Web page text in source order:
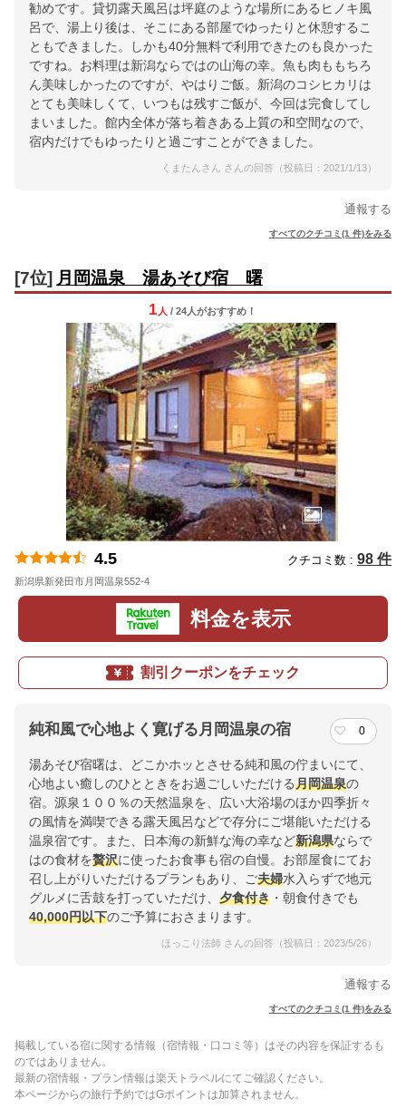
勧めです。貸切露天風呂は坪庭のような場所にあるヒノキ風
呂で、湯上り後は、そこにある部屋でゆったりと休憩するこ
ともできました。しかも40分無料で利用できたのも良かった
ですね。お料理は新潟ならではの山海の幸。魚も肉ももちろ
ん美味しかったのですが、やはりご飯。新潟のコシヒカリは
とても美味しくて、いつもは残すご飯が、今回は完食してし
まいました。館内全体が落ち着きある上質の和空間なので、
宿内だけでもゆったりと過ごすことができました。
くまたんさん さんの回答（投稿日：2021/1/13）
通報する
すべてのクチコミ(1 件)をみる
[7位] 月岡温泉 湯あそび宿 曙
1 人 / 24人がおすすめ！
4.5 クチコミ数 : 98 件
新潟県新発田市月岡温泉552-4
料金を表示
割引クーポンをチェック
純和風で心地よく寛げる月岡温泉の宿 0
湯あそび宿曙は、どこかホッとさせる純和風の佇まいにて、
心地よい癒しのひとときをお過ごしいただける月岡温泉の
宿。源泉１００％の天然温泉を、広い大浴場のほか四季折々
の風情を満喫できる露天風呂などで存分にご堪能いただける
温泉宿です。また、日本海の新鮮な海の幸など新潟県ならで
はの食材を贅沢に使ったお食事も宿の自慢。お部屋食にてお
召し上がりいただけるプランもあり、ご夫婦水入らずで地元
グルメに舌鼓を打っていただけ、 夕食付き ・朝食付きでも
40,000円以下のご予算におさまります。
ほっこり法師 さんの回答（投稿日：2023/5/26）
通報する
すべてのクチコミ(1 件)をみる
掲載している宿に関する情報（宿情報・口コミ等）はその内容を保証するも
のではありません。
最新の宿情報・プラン情報は楽天トラベルにてご確認ください。
本ページからの旅行予約ではGポイントは加算されません。